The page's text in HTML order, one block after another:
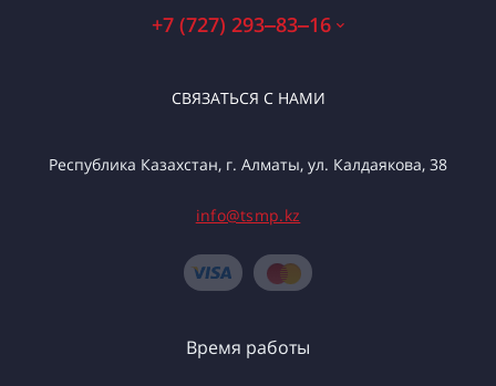
+7 (727) 293‒83‒16
СВЯЗАТЬСЯ С НАМИ
Республика Казахстан, г. Алматы, ул. Калдаякова, 38
info@tsmp.kz
Время работы